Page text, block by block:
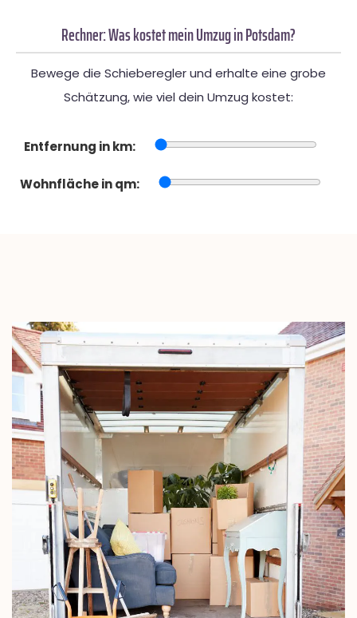
Rechner: Was kostet mein Umzug in Potsdam?
Bewege die Schieberegler und erhalte eine grobe
Schätzung, wie viel dein Umzug kostet:
Entfernung in km:
Wohnfläche in qm: